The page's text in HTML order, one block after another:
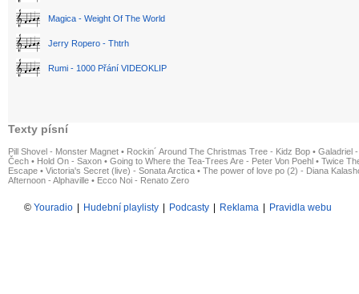
Magica - Weight Of The World
Jerry Ropero - Thtrh
Rumi - 1000 Přání VIDEOKLIP
Texty písní
Pill Shovel - Monster Magnet • Rockin´ Around The Christmas Tree - Kidz Bop • Galadriel
Čech • Hold On - Saxon • Going to Where the Tea-Trees Are - Peter Von Poehl • Twice
Escape • Victoria's Secret (live) - Sonata Arctica • The power of love po (2) - Diana
Afternoon - Alphaville • Ecco Noi - Renato Zero
© Youradio Hudební playlisty Podcasty Reklama Pravidla webu